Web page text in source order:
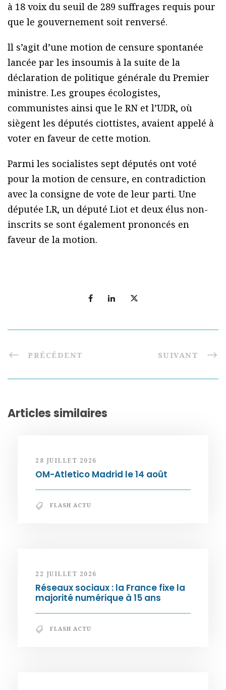
à 18 voix du seuil de 289 suffrages requis pour
que le gouvernement soit renversé.
ll s’agit d’une motion de censure spontanée
lancée par les insoumis à la suite de la
déclaration de politique générale du Premier
ministre. Les groupes écologistes,
communistes ainsi que le RN et l’UDR, où
siègent les députés ciottistes, avaient appelé à
voter en faveur de cette motion.
Parmi les socialistes sept députés ont voté
pour la motion de censure, en contradiction
avec la consigne de vote de leur parti. Une
députée LR, un député Liot et deux élus non-
inscrits se sont également prononcés en
faveur de la motion.
PRÉCÉDENT SUIVANT
Articles similaires
28 JUILLET 2026
OM-Atletico Madrid le 14 août
FLASH ACTU
22 JUILLET 2026
Réseaux sociaux : la France fixe la
majorité numérique à 15 ans
FLASH ACTU